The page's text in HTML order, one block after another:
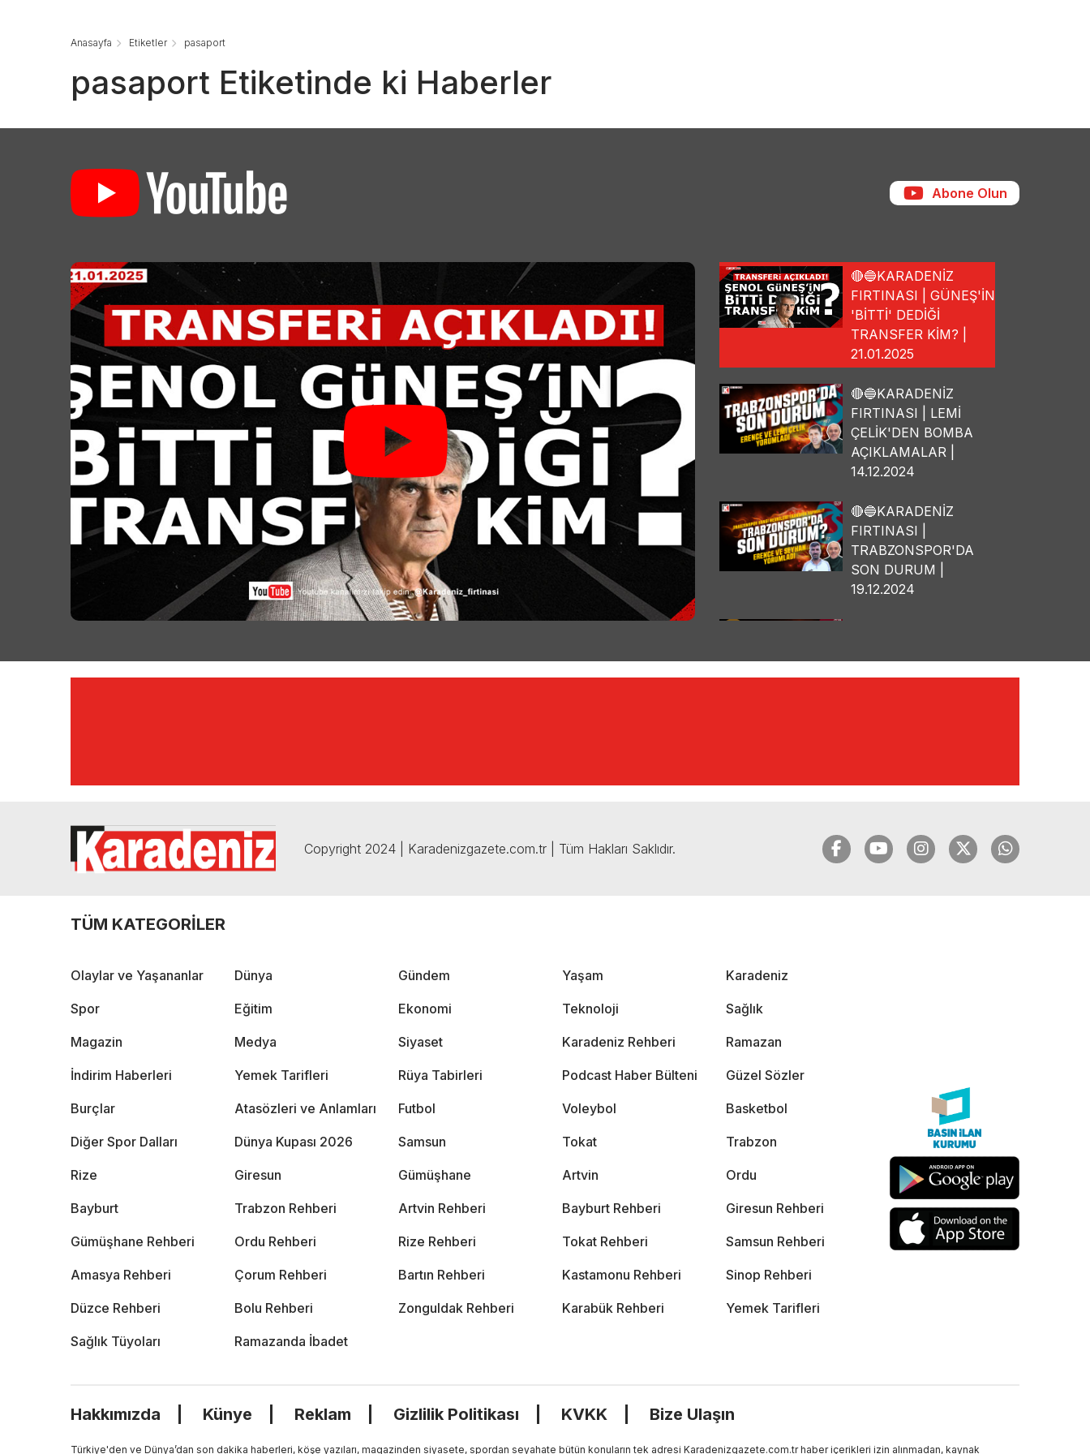
Anasayfa Etiketler pasaport
pasaport Etiketinde ki Haberler
Abone Olun
🔴🔵KARADENİZ
FIRTINASI | GÜNEŞ'İN
'BİTTİ' DEDİĞİ
TRANSFER KİM? |
21.01.2025
🔴🔵KARADENİZ
FIRTINASI | LEMİ
ÇELİK'DEN BOMBA
AÇIKLAMALAR |
14.12.2024
🔴🔵KARADENİZ
FIRTINASI |
TRABZONSPOR'DA
SON DURUM |
19.12.2024
FIRTINASI | YILMAZ
06.12.2024
Copyright 2024 | Karadenizgazete.com.tr | Tüm Hakları Saklıdır.
TÜM KATEGORİLER
Olaylar ve Yaşananlar Dünya Gündem Yaşam Karadeniz
Spor Eğitim Ekonomi Teknoloji Sağlık
Magazin Medya Siyaset Karadeniz Rehberi Ramazan
İndirim Haberleri Yemek Tarifleri Rüya Tabirleri Podcast Haber Bülteni Güzel Sözler
Burçlar Atasözleri ve Anlamları Futbol Voleybol Basketbol
Diğer Spor Dalları Dünya Kupası 2026 Samsun Tokat Trabzon
Rize Giresun Gümüşhane Artvin Ordu
Bayburt Trabzon Rehberi Artvin Rehberi Bayburt Rehberi Giresun Rehberi
Gümüşhane Rehberi Ordu Rehberi Rize Rehberi Tokat Rehberi Samsun Rehberi
Amasya Rehberi Çorum Rehberi Bartın Rehberi Kastamonu Rehberi Sinop Rehberi
Düzce Rehberi Bolu Rehberi Zonguldak Rehberi Karabük Rehberi Yemek Tarifleri
Sağlık Tüyoları Ramazanda İbadet
Hakkımızda Künye Reklam Gizlilik Politikası KVKK Bize Ulaşın
Türkiye'den ve Dünya’dan son dakika haberleri, köşe yazıları, magazinden siyasete, spordan seyahate bütün konuların tek adresi Karadenizgazete.com.tr haber içerikleri izin alınmadan, kaynak